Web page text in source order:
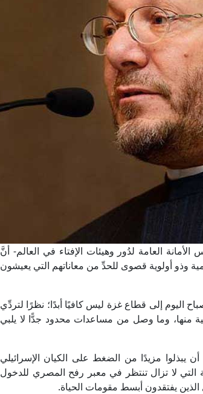
العامة لدُور وهيئات الإفتاء في العالم- أنَّ
وذو أولوية قصوى للحدِّ من معاناتهم التي يعيشون
المساعدات صباح اليوم إلى قطاع غزة ليس كافيًا أبدًا؛ نظرًا لتردِّي
منها، وما وصل من مساعدات محدود جدًّا لا يلبي
يبذلوا مزيدًا من الضغط على الكيان الإسرائيلي
التي لا تزال تنتظر في معبر رفح المصري للدخول
الذين يفتقدون أبسط مقومات الحياة.